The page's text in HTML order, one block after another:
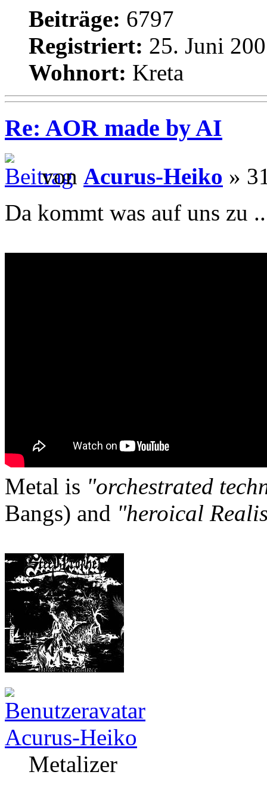
Beiträge: 6797
Registriert: 25. Juni
Wohnort: Kreta
Re: AOR made by AI
von Acurus-Heiko »
Da kommt was auf uns zu
Metal is "orchestrated
Bangs) and "heroical
Acurus-Heiko
Metalizer